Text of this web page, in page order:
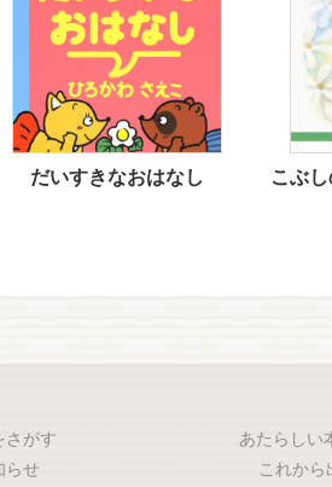
だいすきなおはなし
こぶ
さがす
らせ
あたらしい
これから